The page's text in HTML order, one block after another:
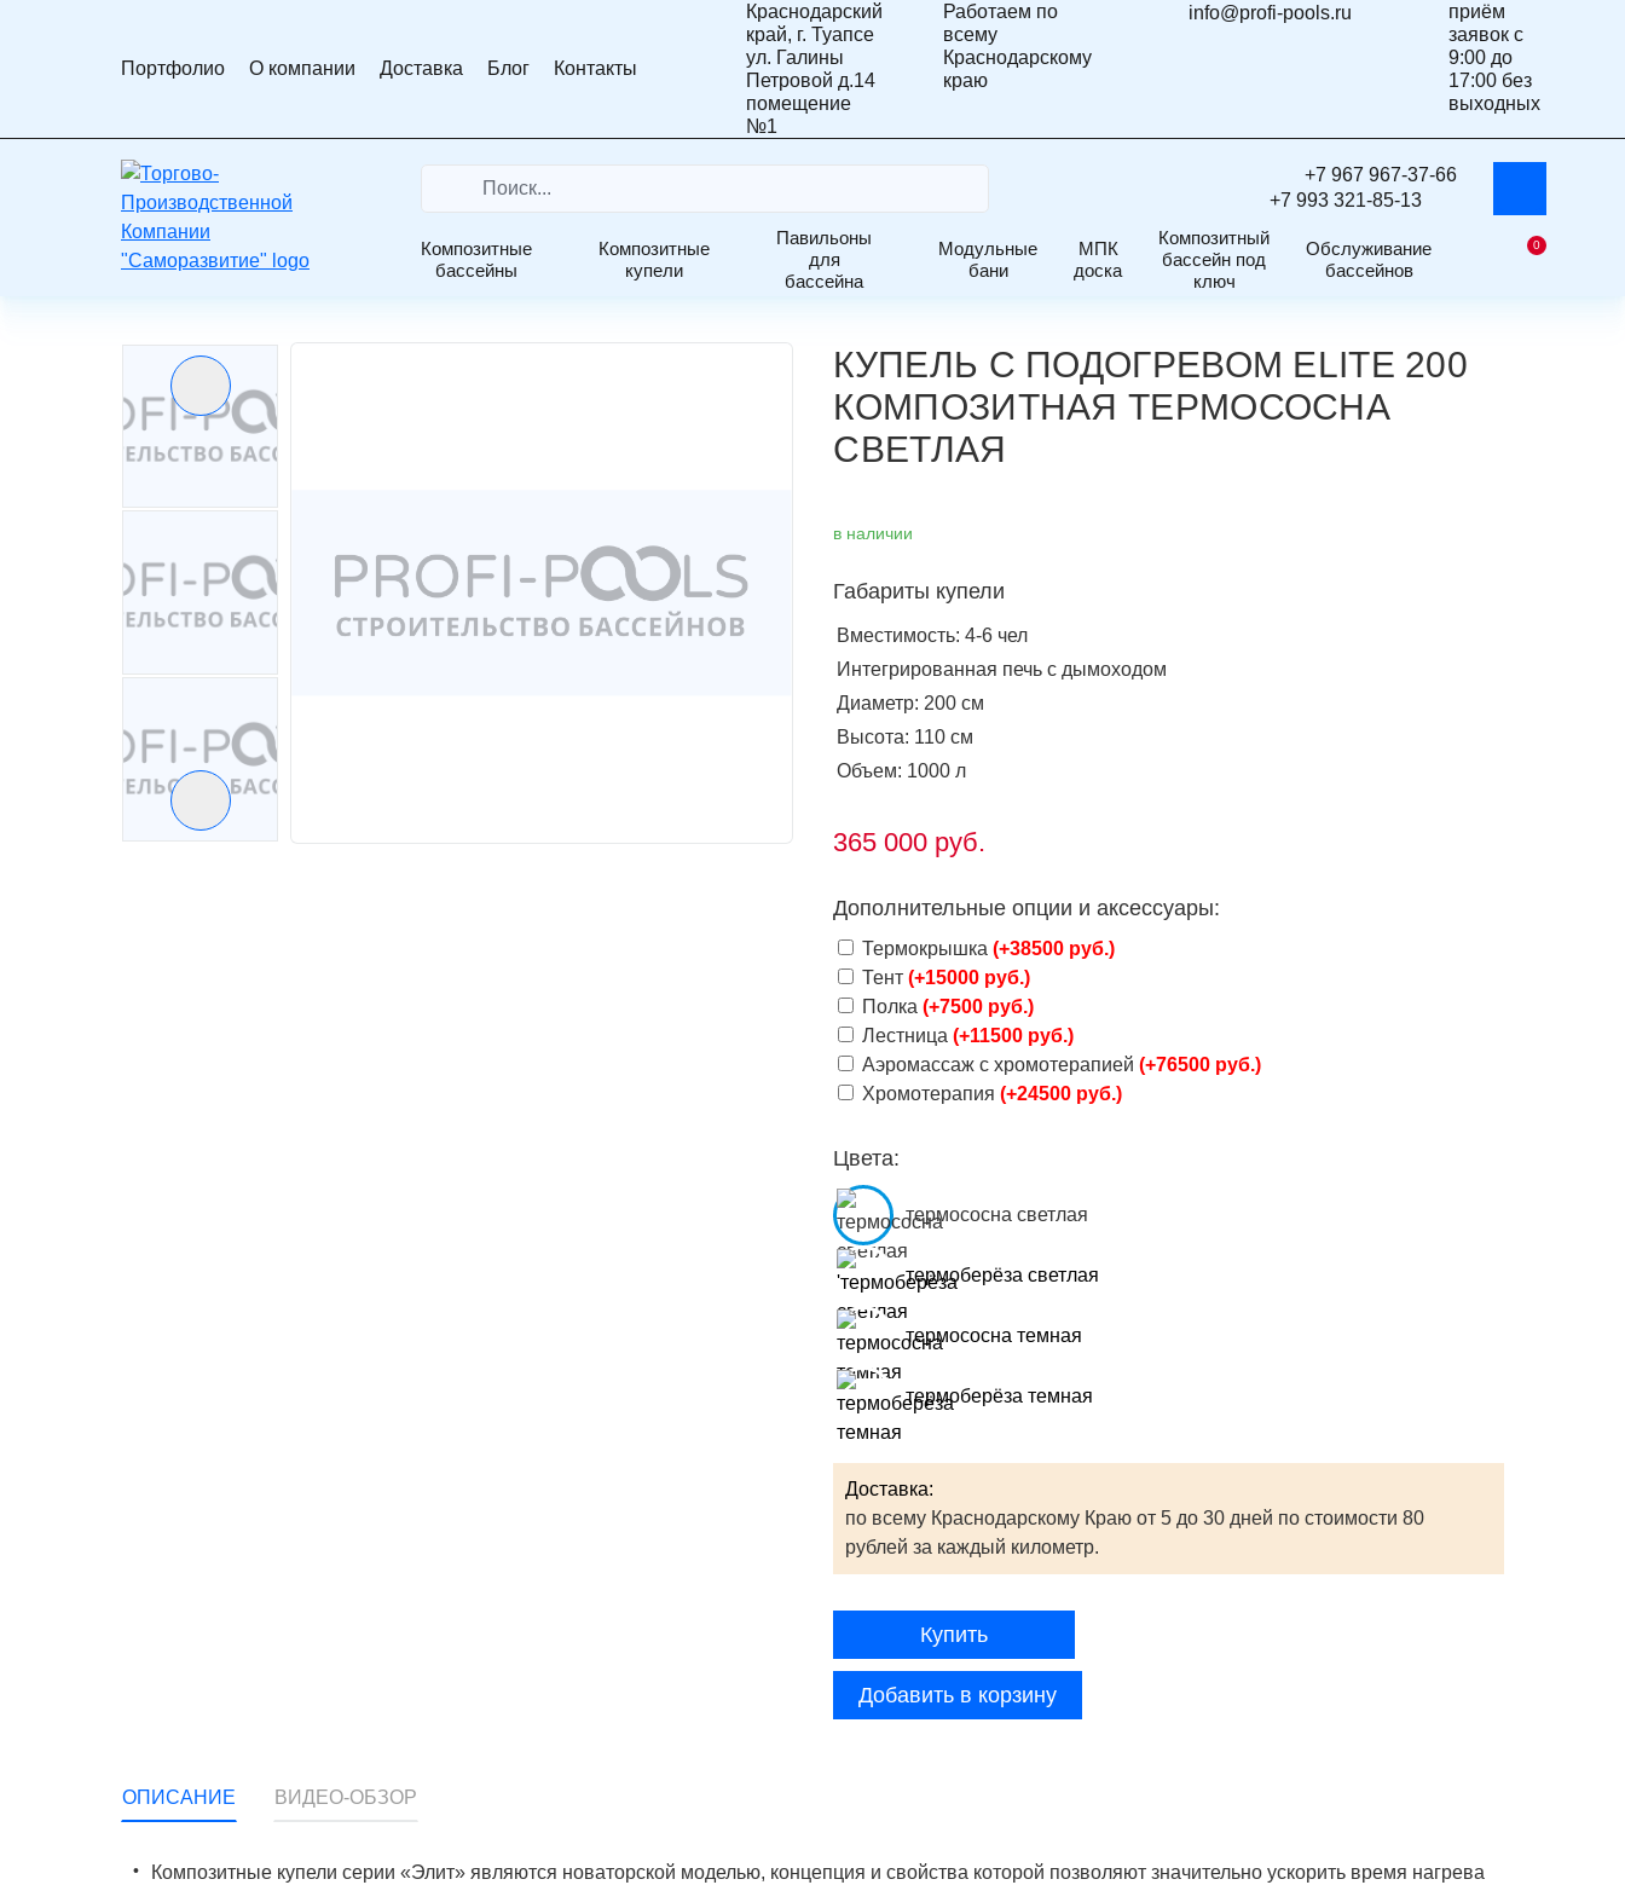
Портфолио О компании Доставка Блог Контакты
Краснодарский
край, г. Туапсе
ул. Галины
Петровой д.14
помещение
№1
Работаем по
всему
Краснодарскому
краю
info@profi-pools.ru
приём
заявок с
9:00 до
17:00 без
выходных
На
главную
Поиск...Search WhatsApp
+7 967 967-37-66
+7 993 321-85-13
Композитные
бассейны
Развернуть
Композитные
купели
Развернуть
Павильоны
для
бассейна
Развернуть
Модульные
бани
МПК
доска
Композитный
бассейн под
ключ
Обслуживание
бассейнов
0
Главная Каталог Композитные купели Купель с подогревом ELITE 200 композитная термососна светлая
КУПЕЛЬ С ПОДОГРЕВОМ ELITE 200
КОМПОЗИТНАЯ ТЕРМОСОСНА
СВЕТЛАЯ
в наличии
Габариты купели
Вместимость: 4-6 чел
Интегрированная печь с дымоходом
Диаметр: 200 см
Высота: 110 см
Объем: 1000 л
365 000 руб.
Дополнительные опции и аксессуары:
Термокрышка(+38500 руб.)
Тент(+15000 руб.)
Полка(+7500 руб.)
Лестница(+11500 руб.)
Аэромассаж с хромотерапией(+76500 руб.)
Хромотерапия(+24500 руб.)
Цвета:
термососна светлая
термоберёза светлая
термососна темная
термоберёза темная
Доставка:
по всему Краснодарскому Краю от 5 до 30 дней по стоимости 80
рублей за каждый километр.
Купить
Добавить в корзину
Предыдущий слайд
Следующий слайд
ОПИСАНИЕ ВИДЕО-ОБЗОР
Композитные купели серии «Элит» являются новаторской моделью, концепция и свойства которой позволяют значительно ускорить время нагрева